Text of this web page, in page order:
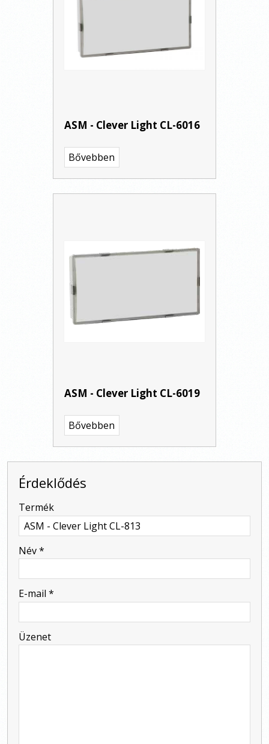
ASM - Clever Light CL-6016
Bővebben
ASM - Clever Light CL-6019
Bővebben
Érdeklődés
-
Termék
Név*
E-mail *
Üzenet